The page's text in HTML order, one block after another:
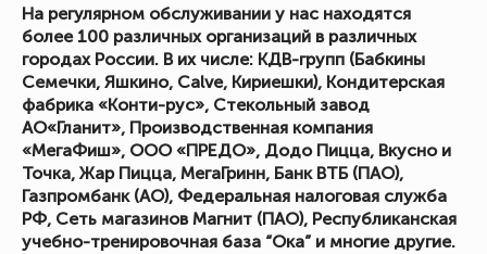
На регулярном обслуживании у нас находятся
более 100 различных организаций в различных
городах России. В их числе: КДВ-групп (Бабкины
Семечки, Яшкино, Calve, Кириешки), Кондитерская
фабрика «Конти-рус», Стекольный завод
АО«Гланит», Производственная компания
«МегаФиш», ООО «ПРЕДО», Додо Пицца, Вкусно и
Точка, Жар Пицца, МегаГринн, Банк ВТБ (ПАО),
Газпромбанк (АО), Федеральная налоговая служба
РФ, Сеть магазинов Магнит (ПАО), Республиканская
учебно-тренировочная база “Ока” и многие другие.